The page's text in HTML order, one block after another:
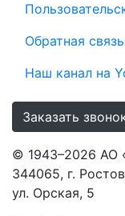
Обратная связь
Наш канал на
Заказать
© 1943–2026 АО
344065, г.
ул. Орская, 5